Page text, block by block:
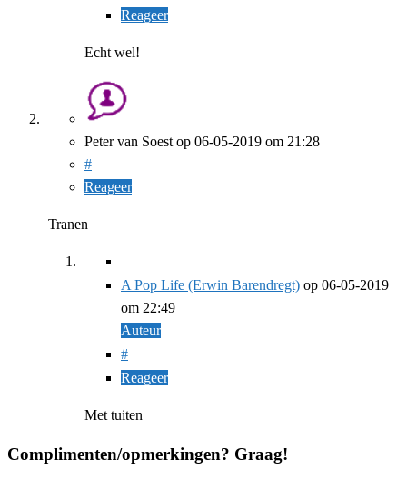
Reageer
Echt wel!
Peter van Soest op 06-05-2019 om 21:28
#
Reageer
Tranen
A Pop Life (Erwin Barendregt) op 06-05-2019
om 22:49
Auteur
#
Reageer
Met tuiten
Complimenten/opmerkingen? Graag!